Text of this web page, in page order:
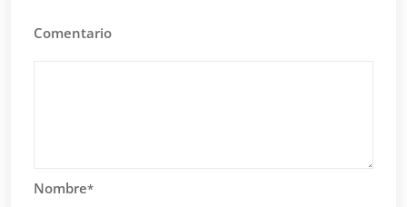
Comentario
Nombre*